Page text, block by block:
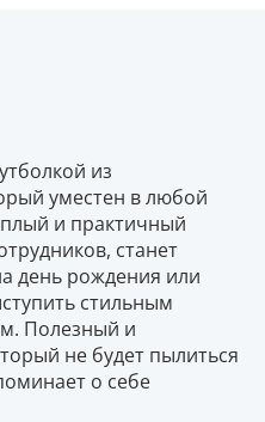
из
уместен в любой
и практичный
станет
день рождения или
стильным
Полезный и
не будет пылиться
о себе